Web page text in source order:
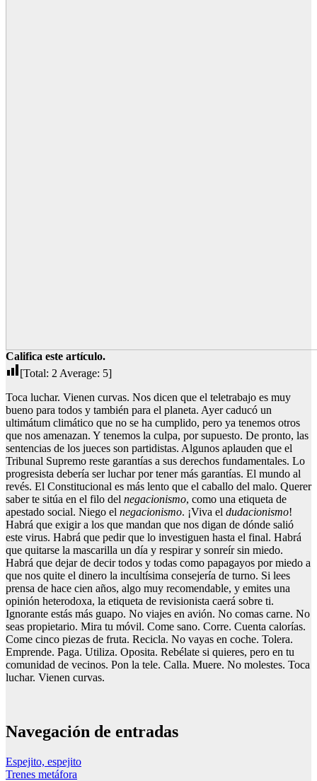
Califica este artículo.
[Total: 2 Average: 5]
Toca luchar. Vienen curvas. Nos dicen que el teletrabajo es muy
bueno para todos y también para el planeta. Ayer caducó un
ultimátum climático que no se ha cumplido, pero ya tenemos otros
que nos amenazan. Y tenemos la culpa, por supuesto. De pronto, las
sentencias de los jueces son partidistas. Algunos aplauden que el
Tribunal Supremo reste garantías a sus derechos fundamentales. Lo
progresista debería ser luchar por tener más garantías. El mundo al
revés. El Constitucional es más lento que el caballo del malo. Querer
saber te sitúa en el filo del negacionismo, como una etiqueta de
apestado social. Niego el negacionismo. ¡Viva el dudacionismo!
Habrá que exigir a los que mandan que nos digan de dónde salió
este virus. Habrá que pedir que lo investiguen hasta el final. Habrá
que quitarse la mascarilla un día y respirar y sonreír sin miedo.
Habrá que dejar de decir todos y todas como papagayos por miedo a
que nos quite el dinero la incultísima consejería de turno. Si lees
prensa de hace cien años, algo muy recomendable, y emites una
opinión heterodoxa, la etiqueta de revisionista caerá sobre ti.
Ignorante estás más guapo. No viajes en avión. No comas carne. No
seas propietario. Mira tu móvil. Come sano. Corre. Cuenta calorías.
Come cinco piezas de fruta. Recicla. No vayas en coche. Tolera.
Emprende. Paga. Utiliza. Oposita. Rebélate si quieres, pero en tu
comunidad de vecinos. Pon la tele. Calla. Muere. No molestes. Toca
luchar. Vienen curvas.
Navegación de entradas
Espejito, espejito
Trenes metáfora